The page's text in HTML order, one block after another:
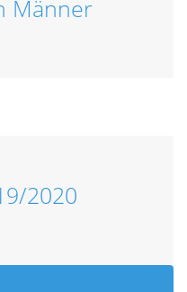
Männer
2020